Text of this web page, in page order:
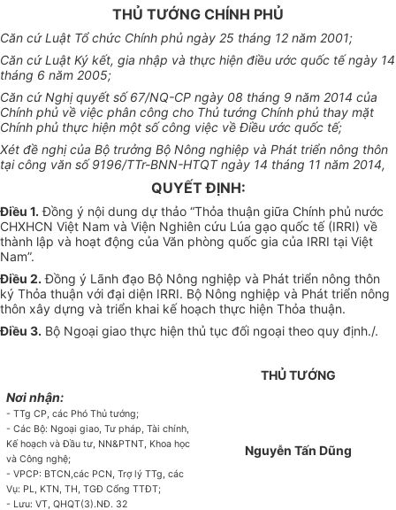
THỦ TƯỚNG CHÍNH PHỦ
Căn cứ Luật Tổ chức Chính phủ ngày 25 tháng 12 năm 2001;
Căn cứ Luật Ký kết, gia nhập và thực hiện điều ước quốc tế ngày 14
tháng 6 năm 2005;
Căn cứ Nghị quyết số 67/NQ-CP ngày 08 tháng 9 năm 2014 của
Chính phủ về việc phân công cho Thủ tướng Chính phủ thay mặt
Chính phủ thực hiện một số công việc về Điều ước quốc tế;
Xét đề nghị của Bộ trưởng Bộ Nông nghiệp và Phát triển nông thôn
tại công văn số 9196/TTr-BNN-HTQT ngày 14 tháng 11 năm 2014,
QUYẾT ĐỊNH:
Điều 1. Đồng ý nội dung dự thảo “Thỏa thuận giữa Chính phủ nước
CHXHCN Việt Nam và Viện Nghiên cứu Lúa gạo quốc tế (IRRI) về
thành lập và hoạt động của Văn phòng quốc gia của IRRI tại Việt
Nam”.
Điều 2. Đồng ý Lãnh đạo Bộ Nông nghiệp và Phát triển nông thôn
ký Thỏa thuận với đại diện IRRI. Bộ Nông nghiệp và Phát triển nông
thôn xây dựng và triển khai kế hoạch thực hiện Thỏa thuận.
Điều 3. Bộ Ngoại giao thực hiện thủ tục đối ngoại theo quy định./.
Nơi nhận:
- TTg CP, các Phó Thủ tướng;
- Các Bộ: Ngoại giao, Tư pháp, Tài chính,
Kế hoạch và Đầu tư, NN&PTNT, Khoa học
và Công nghệ;
- VPCP: BTCN,các PCN, Trợ lý TTg, các
Vụ: PL, KTN, TH, TGĐ Cổng TTĐT;
- Lưu: VT, QHQT(3).NĐ. 32
THỦ TƯỚNG
Nguyễn Tấn Dũng